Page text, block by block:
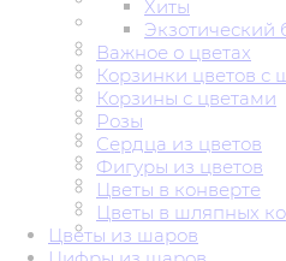
Хиты
Экзотический
Важное о цветах
Корзинки цветов с
Корзины с цветами
Розы
Сердца из цветов
Фигуры из цветов
Цветы в конверте
Цветы в шляпных
Цветы из шаров